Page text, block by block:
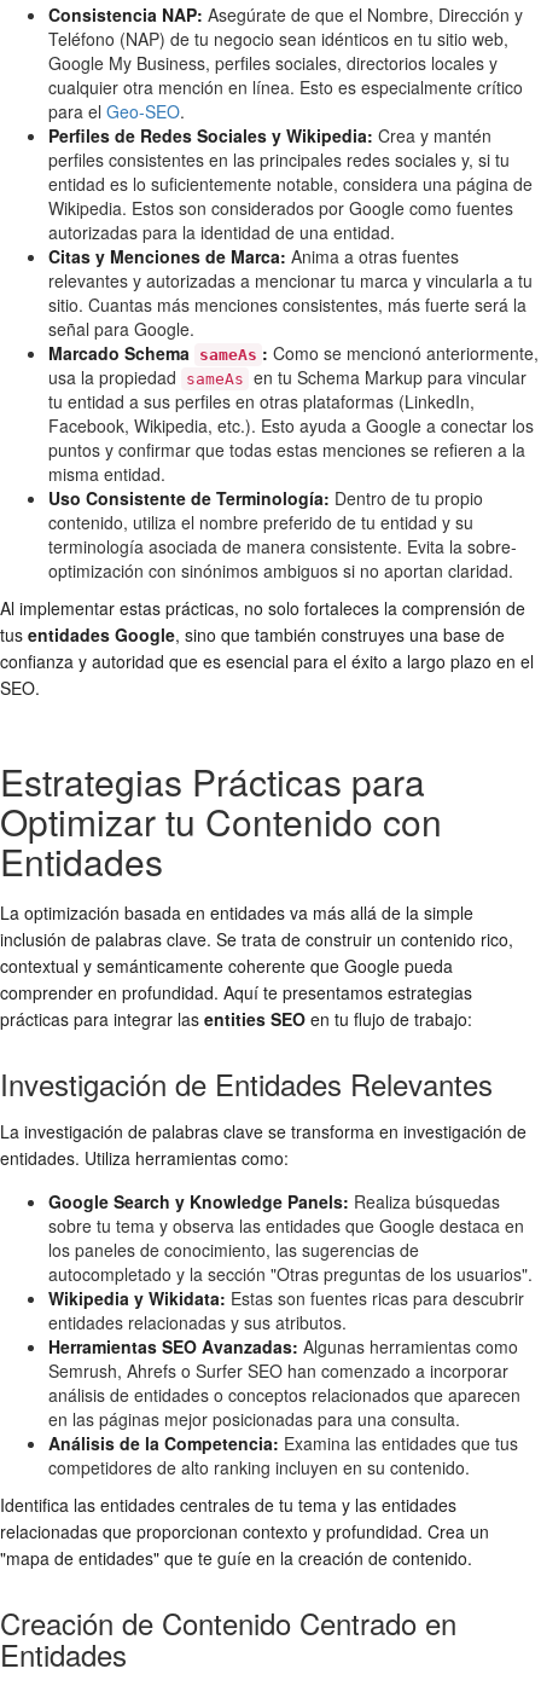
Consistencia NAP: Asegúrate de que el Nombre, Dirección y
Teléfono (NAP) de tu negocio sean idénticos en tu sitio web,
Google My Business, perfiles sociales, directorios locales y
cualquier otra mención en línea. Esto es especialmente crítico
para el Geo-SEO.
Perfiles de Redes Sociales y Wikipedia: Crea y mantén
perfiles consistentes en las principales redes sociales y, si tu
entidad es lo suficientemente notable, considera una página de
Wikipedia. Estos son considerados por Google como fuentes
autorizadas para la identidad de una entidad.
Citas y Menciones de Marca: Anima a otras fuentes
relevantes y autorizadas a mencionar tu marca y vincularla a tu
sitio. Cuantas más menciones consistentes, más fuerte será la
señal para Google.
Marcado Schema
sameAs : Como se mencionó anteriormente,
usa la propiedad
sameAs en tu Schema Markup para vincular
tu entidad a sus perfiles en otras plataformas (LinkedIn,
Facebook, Wikipedia, etc.). Esto ayuda a Google a conectar los
puntos y confirmar que todas estas menciones se refieren a la
misma entidad.
Uso Consistente de Terminología: Dentro de tu propio
contenido, utiliza el nombre preferido de tu entidad y su
terminología asociada de manera consistente. Evita la sobre-
optimización con sinónimos ambiguos si no aportan claridad.
Al implementar estas prácticas, no solo fortaleces la comprensión de
tus entidades Google, sino que también construyes una base de
confianza y autoridad que es esencial para el éxito a largo plazo en el
SEO.
Estrategias Prácticas para
Optimizar tu Contenido con
Entidades
La optimización basada en entidades va más allá de la simple
inclusión de palabras clave. Se trata de construir un contenido rico,
contextual y semánticamente coherente que Google pueda
comprender en profundidad. Aquí te presentamos estrategias
prácticas para integrar las entities SEO en tu flujo de trabajo:
Investigación de Entidades Relevantes
La investigación de palabras clave se transforma en investigación de
entidades. Utiliza herramientas como:
Google Search y Knowledge Panels: Realiza búsquedas
sobre tu tema y observa las entidades que Google destaca en
los paneles de conocimiento, las sugerencias de
autocompletado y la sección "Otras preguntas de los usuarios".
Wikipedia y Wikidata: Estas son fuentes ricas para descubrir
entidades relacionadas y sus atributos.
Herramientas SEO Avanzadas: Algunas herramientas como
Semrush, Ahrefs o Surfer SEO han comenzado a incorporar
análisis de entidades o conceptos relacionados que aparecen
en las páginas mejor posicionadas para una consulta.
Análisis de la Competencia: Examina las entidades que tus
competidores de alto ranking incluyen en su contenido.
Identifica las entidades centrales de tu tema y las entidades
relacionadas que proporcionan contexto y profundidad. Crea un
"mapa de entidades" que te guíe en la creación de contenido.
Creación de Contenido Centrado en
Entidades